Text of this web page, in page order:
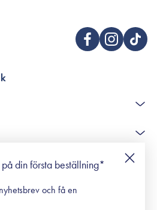
på din första beställning*
och få en